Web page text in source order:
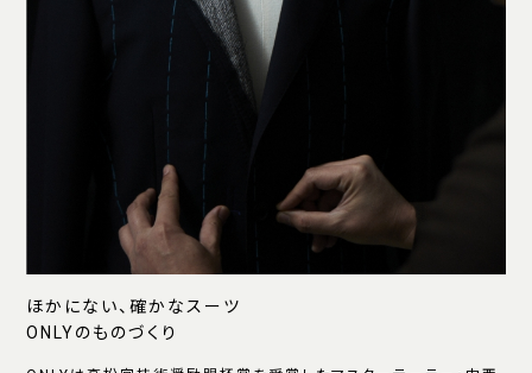
ほかにない、確かなスーツ
ONLYのものづくり